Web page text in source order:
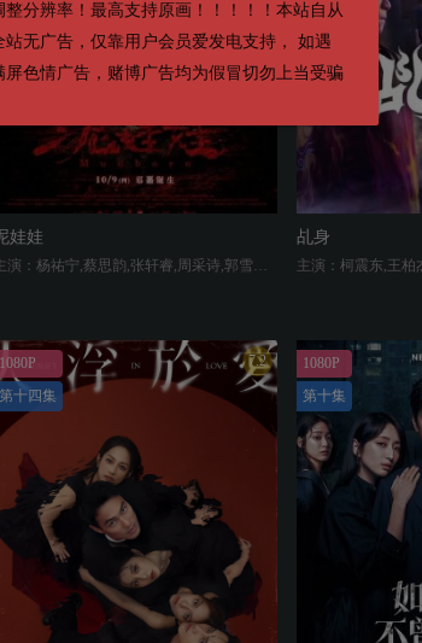
整分辨率！最高支持原画！！！！！本站自从
站无广告，仅靠用户会员爱发电支持， 如遇
屏色情广告，赌博广告均为假冒切勿上当受骗
娃娃 乩身
1080P
第十四集
7.2
1080P
第十集